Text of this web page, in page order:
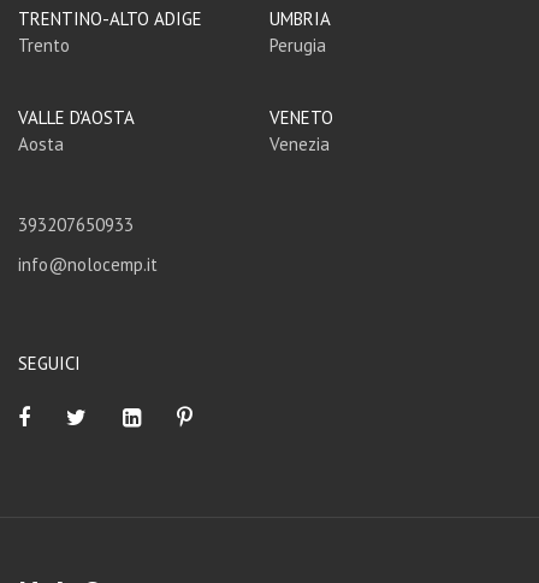
TRENTINO-ALTO ADIGE
Trento
UMBRIA
Perugia
VALLE D'AOSTA
Aosta
VENETO
Venezia
393207650933
info@nolocemp.it
SEGUICI